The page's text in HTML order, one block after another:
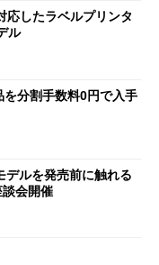
応したラベルプリンタ
ル
分割手数料0円で入手
ルを発売前に触れる
会開催